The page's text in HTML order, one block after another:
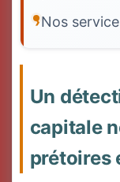
Nos
Un
capitale
prétoires